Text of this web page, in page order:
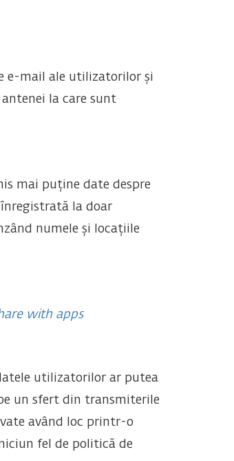
e-mail ale utilizatorilor și
la care sunt
mai puține date despre
la doar
numele și locațiile
with apps
utilizatorilor ar putea
un sfert din transmiterile
având loc printr-o
fel de politică de